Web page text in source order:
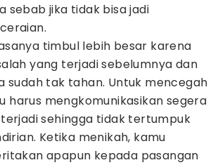
sebab jika tidak bisa jadi
timbul lebih besar karena
yang terjadi sebelumnya dan
sudah tak tahan. Untuk mencegah
harus mengkomunikasikan segera
sehingga tidak tertumpuk
Ketika menikah, kamu
apapun kepada pasangan